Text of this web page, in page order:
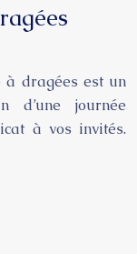
à dragées est un
journée
à vos invités.